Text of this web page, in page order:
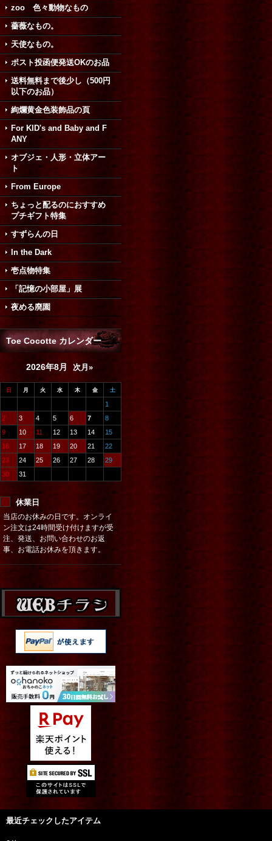
zoo 色々動物なもの
薔薇なもの。
天使なもの。
ポスト投函便発送OKのお品
送料無料まで後少し（500円
以下のお品）
絢爛黄金色装飾品の頁
For KID's and Baby and F
ANY
オブジェ・人形・立体アー
ト
From Europe
ちょっと配るのにおすすめ
プチギフト特集
すずらんの日
In the Dark
壱点物特集
「記憶の小部屋」展
夜める廃園
Toe Cocotte カレンダー
2026年8月 次月»
日 月 火 水 木 金 土
1
2
3 4 5 6 7
8
9
10 11 12 13 14
15
16
17 18 19 20 21
22
23
24 25 26 27 28
29
30
31
休業日
当店のお休みの日です。オンライ
ン注文は24時間受け付けますが受
注、発送、お問い合わせのお返
事、お電話お休みを頂きます。
最近チェックしたアイテム